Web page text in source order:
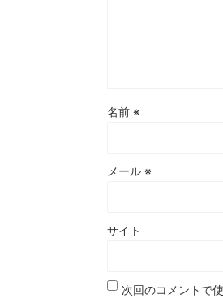
名前 ※
メール ※
サイト
次回のコメントで